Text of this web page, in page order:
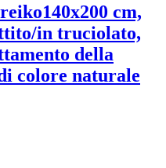
140x200 cm,
in truciolato,
della
colore naturale